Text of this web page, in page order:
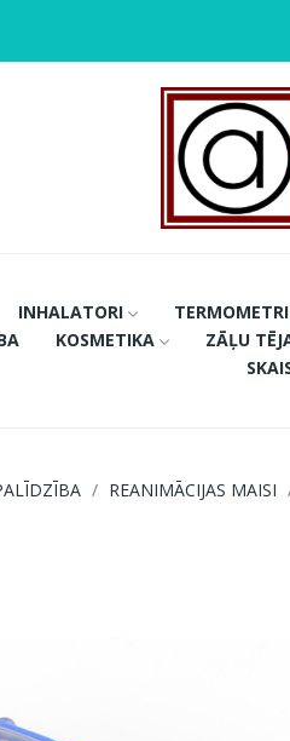
INHALATORI TERMOMETRI
KOSMETIKA ZĀĻU
REANIMĀCIJAS MAISI